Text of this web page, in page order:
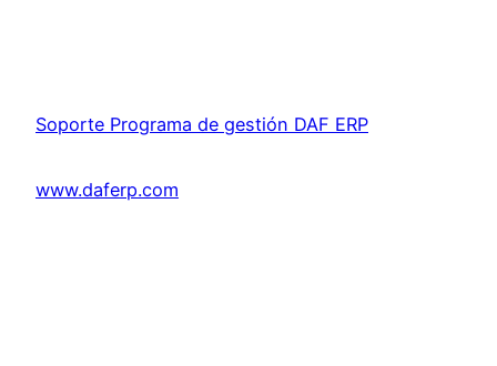
Soporte Programa de gestión DAF ERP
www.daferp.com